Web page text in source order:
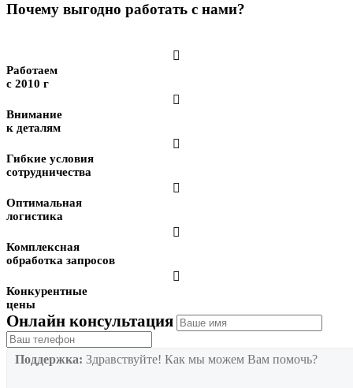
Почему выгодно работать с нами?

Работаем
с 2010 г

Внимание
к деталям

Гибкие условия
сотрудничества

Оптимальная
логистика

Комплексная
обработка запросов

Конкурентные
цены
Онлайн консультация
Поддержка: Здравствуйте! Как мы можем Вам помочь?